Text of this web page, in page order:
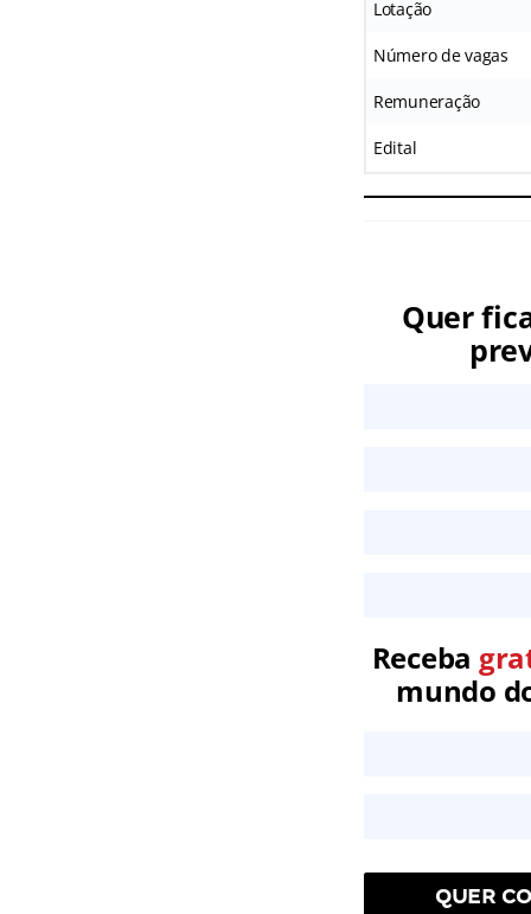
Lotação
Número de vagas
Remuneração
Edital
Quer
Receba
mundo
QUER